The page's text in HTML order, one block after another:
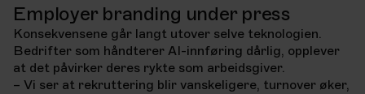
Employer branding under press
Konsekvensene går langt utover selve teknologien.
Bedrifter som håndterer AI-innføring dårlig, opplever
at det påvirker deres rykte som arbeidsgiver.
– Vi ser at rekruttering blir vanskeligere, turnover øker,